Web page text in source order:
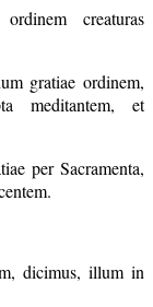
creaturas
gratiae ordinem,
meditantem, et
per Sacramenta,
dicimus, illum in